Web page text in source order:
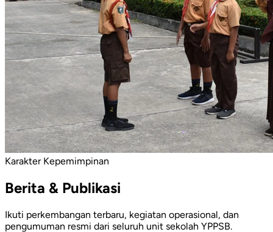
Karakter Kepemimpinan
Berita & Publikasi
Ikuti perkembangan terbaru, kegiatan operasional, dan
pengumuman resmi dari seluruh unit sekolah YPPSB.